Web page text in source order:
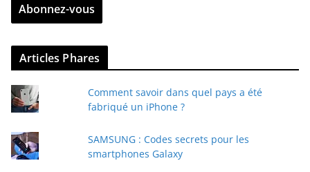
z
v
r
e
e
-
Abonnez-vous
Articles Phares
Comment savoir dans quel pays a été
fabriqué un iPhone ?
SAMSUNG : Codes secrets pour les
smartphones Galaxy